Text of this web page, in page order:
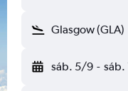
Glasgow (GLA)
sáb. 5/9 - sáb.